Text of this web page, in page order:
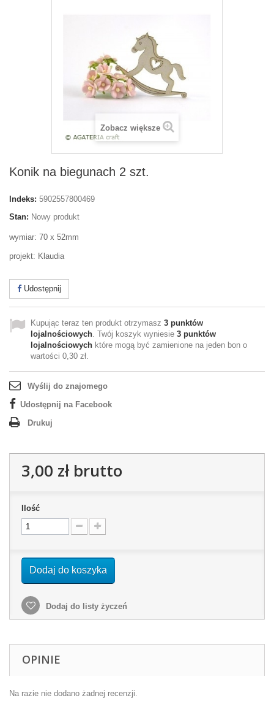
Zobacz większe
Konik na biegunach 2 szt.
Indeks: 5902557800469
Stan: Nowy produkt
wymiar: 70 x 52mm
projekt: Klaudia
Udostępnij
Kupując teraz ten produkt otrzymasz 3 punktów
lojalnościowych. Twój koszyk wyniesie 3 punktów
lojalnościowych które mogą być zamienione na jeden bon o
wartości 0,30 zł.
Wyślij do znajomego
Udostępnij na Facebook
Drukuj
3,00 złbrutto
Ilość
Dodaj do koszyka
Dodaj do listy życzeń
OPINIE
Na razie nie dodano żadnej recenzji.